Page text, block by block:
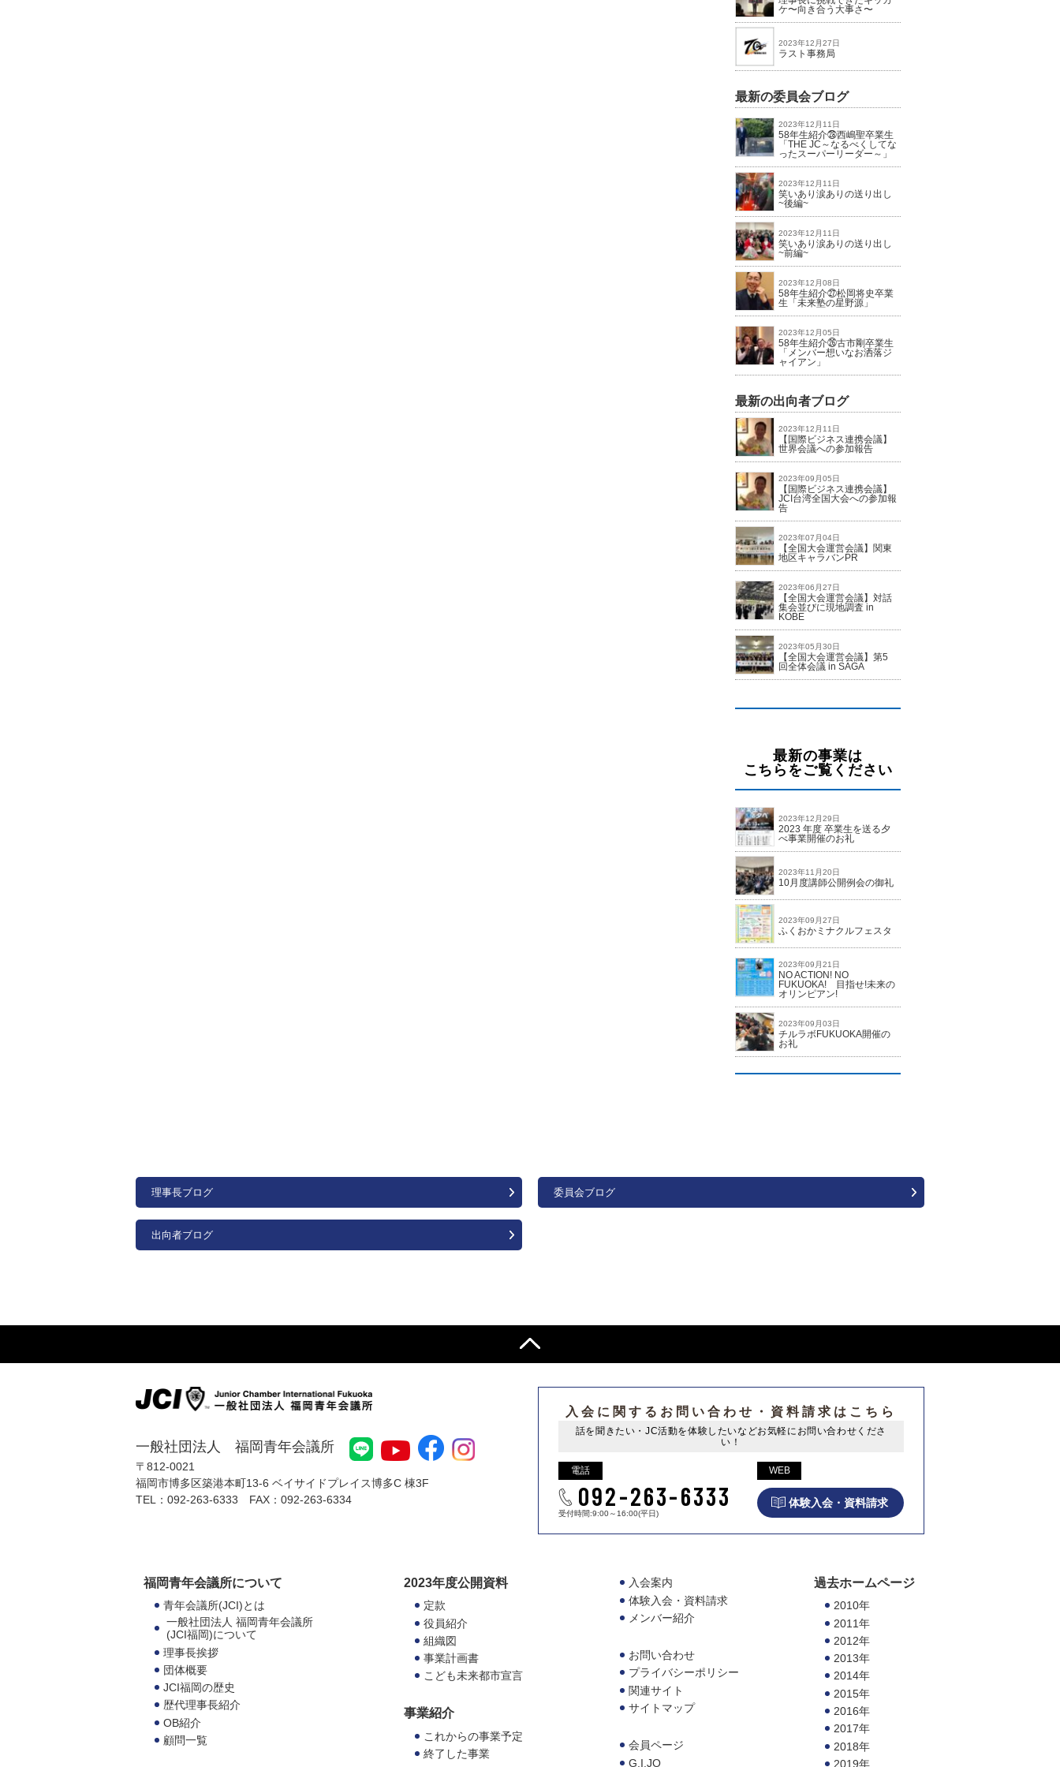
ケ〜向き合う大事さ〜
2023年12月27日
ラスト事務局
最新の委員会ブログ
2023年12月11日
58年生紹介㉘西嶋聖卒業生
「THE JC～なるべくしてな
ったスーパーリーダー～」
2023年12月11日
笑いあり涙ありの送り出し
~後編~
2023年12月11日
笑いあり涙ありの送り出し
~前編~
2023年12月08日
58年生紹介㉗松岡将史卒業
生「未来塾の星野源」
2023年12月05日
58年生紹介㉖古市剛卒業生
「メンバー想いなお洒落ジ
ャイアン」
最新の出向者ブログ
2023年12月11日
【国際ビジネス連携会議】
世界会議への参加報告
2023年09月05日
【国際ビジネス連携会議】
JCI台湾全国大会への参加報
告
2023年07月04日
【全国大会運営会議】関東
地区キャラバンPR
2023年06月27日
【全国大会運営会議】対話
集会並びに現地調査 in
KOBE
2023年05月30日
【全国大会運営会議】第5
回全体会議 in SAGA
最新の事業は
こちらをご覧ください
2023年12月29日
2023 年度 卒業生を送る夕
べ事業開催のお礼
2023年11月20日
10月度講師公開例会の御礼
2023年09月27日
ふくおかミナクルフェスタ
2023年09月21日
NO ACTION! NO
FUKUOKA! 目指せ!未来の
オリンピアン!
2023年09月03日
チルラボFUKUOKA開催の
お礼
理事長ブログ 委員会ブログ
出向者ブログ
一般社団法人 福岡青年会議所
〒812-0021
福岡市博多区築港本町13-6 ベイサイドプレイス博多C 棟3F
TEL： 092-263-6333 FAX： 092-263-6334
入会に関するお問い合わせ・ 資料請求はこちら
話を聞きたい・JC活動を体験したいなどお気軽にお問い合わせくださ
い！
電話
092-263-6333
受付時間:9:00～16:00(平日)
WEB
体験入会・資料請求
福岡青年会議所について
青年会議所(JCI)とは
一般社団法人 福岡青年会議所
(JCI福岡)について
理事長挨拶
団体概要
JCI福岡の歴史
歴代理事長紹介
OB紹介
顧問一覧
2023年度公開資料
定款
役員紹介
組織図
事業計画書
こども未来都市宣言
事業紹介
これからの事業予定
終了した事業
入会案内
体験入会・資料請求
メンバー紹介
お問い合わせ
プライバシーポリシー
関連サイト
サイトマップ
会員ページ
G.I.JO
過去ホームページ
2010年
2011年
2012年
2013年
2014年
2015年
2016年
2017年
2018年
2019年